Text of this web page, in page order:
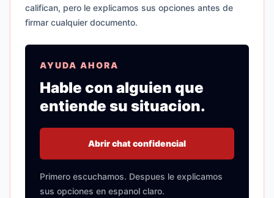
califican, pero le explicamos sus opciones antes de
firmar cualquier documento.
AYUDA AHORA
Hable con alguien que
entiende su situacion.
Abrir chat confidencial
Primero escuchamos. Despues le explicamos
sus opciones en espanol claro.